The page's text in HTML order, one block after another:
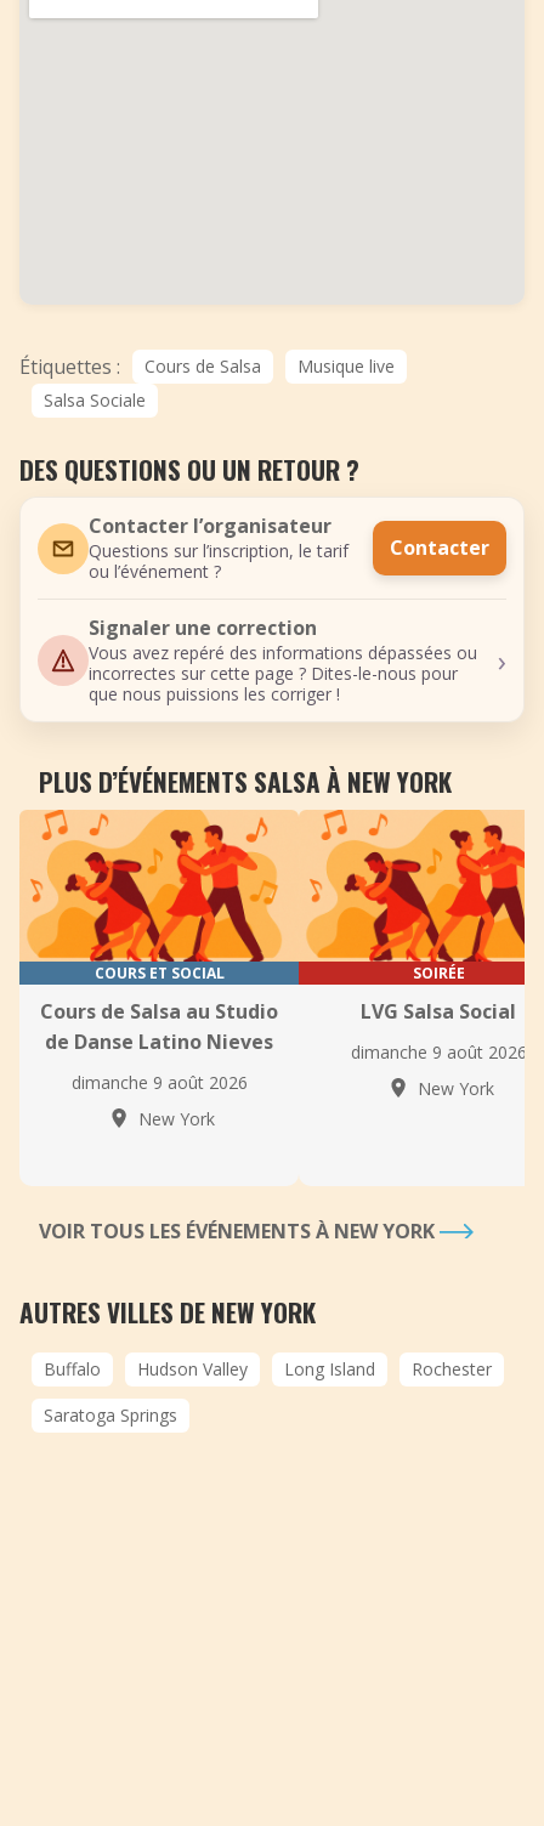
Étiquettes : Cours de Salsa
Musique live
Salsa Sociale
DES QUESTIONS OU UN RETOUR ?
Contacter l’organisateur
Questions sur l’inscription, le tarif
ou l’événement ?
Contacter
Signaler une correction
Vous avez repéré des informations dépassées ou
incorrectes sur cette page ? Dites-le-nous pour
que nous puissions les corriger !
›
PLUS D’ÉVÉNEMENTS SALSA À NEW YORK
COURS ET SOCIAL
Cours de Salsa au Studio
de Danse Latino Nieves
dimanche 9 août 2026
New York
SOIRÉE
LVG Salsa Social
dimanche 9 août 2026
New York
VOIR TOUS LES ÉVÉNEMENTS À NEW YORK
AUTRES VILLES DE NEW YORK
Buffalo Hudson Valley Long Island
Rochester
Saratoga Springs